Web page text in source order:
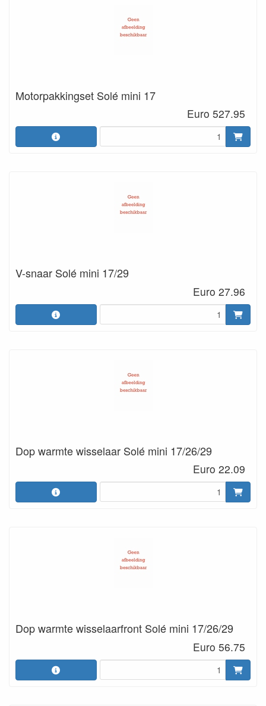
Motorpakkingset Solé mini 17
Euro 527.95
V-snaar Solé mini 17/29
Euro 27.96
Dop warmte wisselaar Solé mini 17/26/29
Euro 22.09
Dop warmte wisselaarfront Solé mini 17/26/29
Euro 56.75